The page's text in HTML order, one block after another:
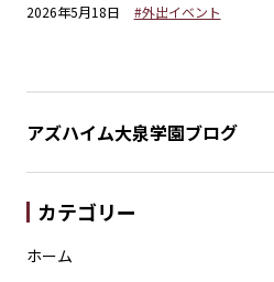
2026年5月18日 #外出イベント
アズハイム大泉学園ブログ
カテゴリー
ホーム